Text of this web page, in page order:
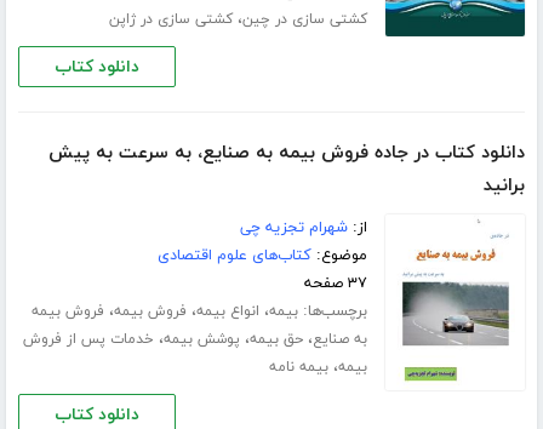
کشتی سازی در چین،کشتی سازی در ژاپن
دانلود کتاب
دانلود کتاب در جاده فروش بیمه به صنایع، به سرعت به پیش
برانید
از:شهرام تجزیه چی
موضوع:کتاب‌های علوم اقتصادی
۳۷ صفحه
برچسب‌ها:بیمه، انواع بیمه، فروش بیمه، فروش بیمه
به صنایع،حق بیمه، پوشش بیمه، خدمات پس از فروش
بیمه،بیمه نامه
دانلود کتاب